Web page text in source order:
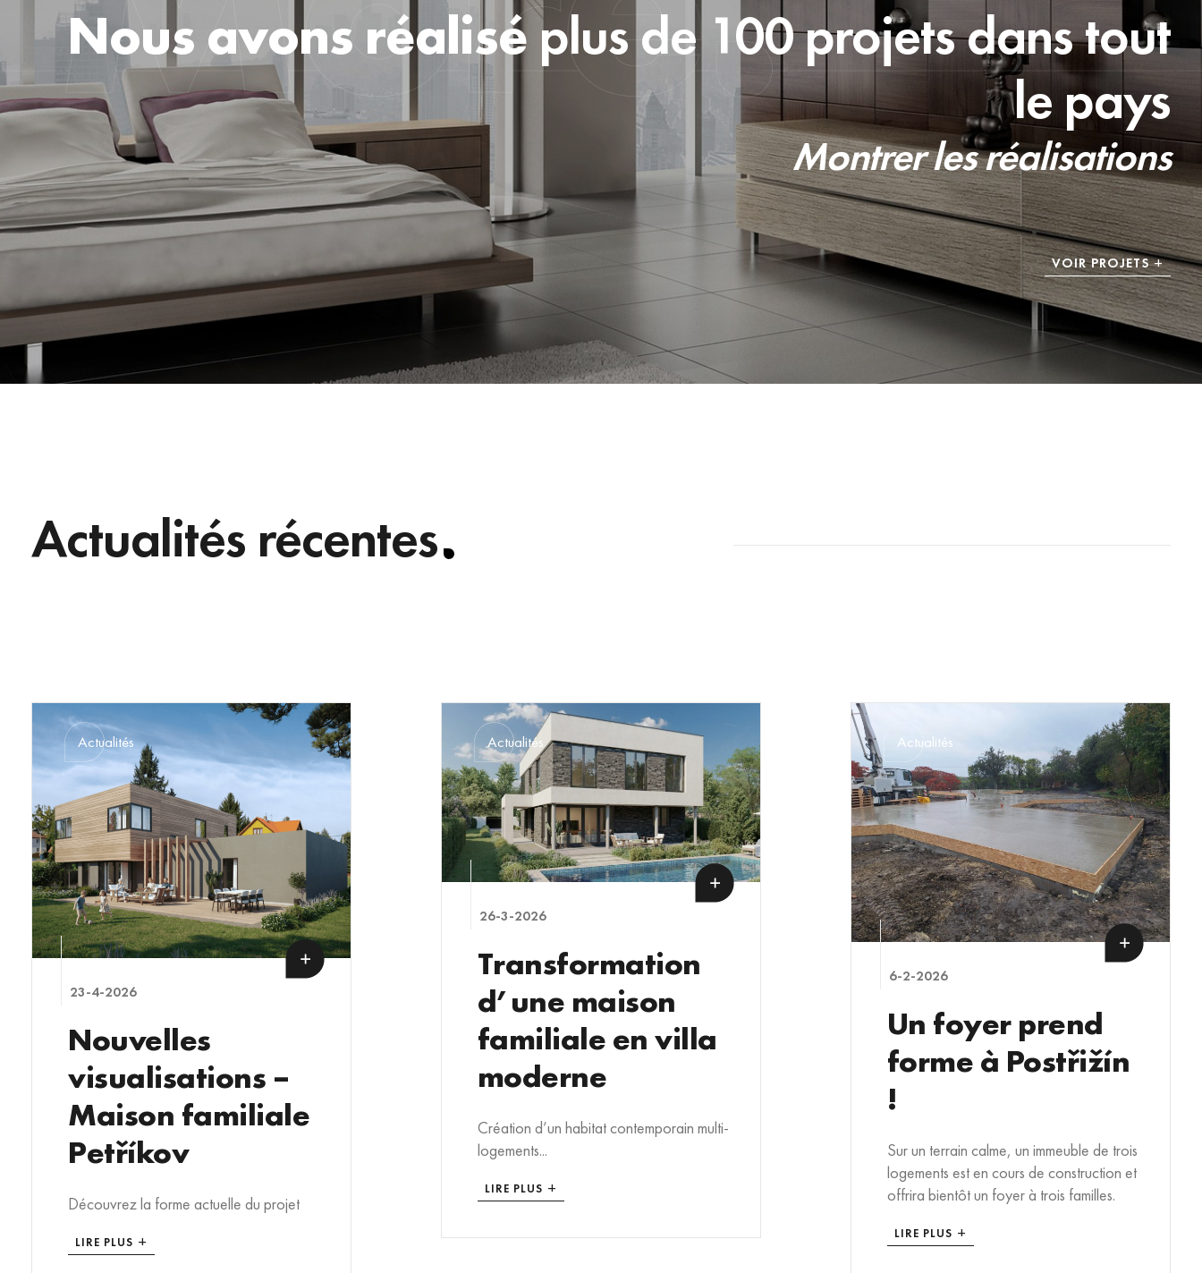
Nous avons réaliséplus de 100 projets dans tout
le pays
Montrer les réalisations
VOIR PROJETS
Actualités récentes
Actualités
23-4-2026
Nouvelles
visualisations –
Maison familiale
Petříkov
Découvrez la forme actuelle du projet
LIRE PLUS
Actualités
26-3-2026
Transformation
d’une maison
familiale en villa
moderne
Création d’un habitat contemporain multi-
logements...
LIRE PLUS
Actualités
6-2-2026
Un foyer prend
forme à Postřižín
!
Sur un terrain calme, un immeuble de trois
logements est en cours de construction et
offrira bientôt un foyer à trois familles.
LIRE PLUS